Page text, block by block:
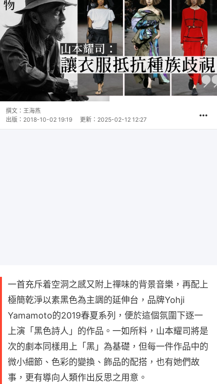
撰文： 王海燕
出版： 2018-10-02 19:19 更新： 2025-02-12 12:27
一首充斥着空洞之感又附上禪味的背景音樂，再配上
極簡乾淨以素黑色為主調的延伸台，品牌Yohji
Yamamoto的2019春夏系列，便於這個氛圍下逐一
上演「黑色詩人」的作品。一如所料，山本耀司將是
次的劇本同樣用上「黑」為基礎，但每一件作品中的
微小細節、色彩的變換、飾品的配搭，也有她們故
事，更有導向人類作出反思之用意。